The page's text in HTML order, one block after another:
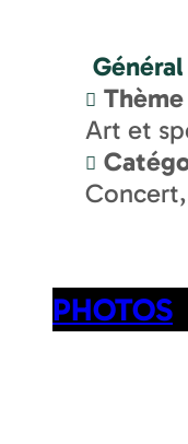
Général
Thème
Art et
PHOTOS